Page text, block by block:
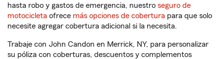
hasta robo y gastos de emergencia, nuestro seguro de
motocicleta ofrece más opciones de cobertura para que solo
necesite agregar cobertura adicional si la necesita.
Trabaje con John Candon en Merrick, NY, para personalizar
su póliza con coberturas, descuentos y complementos